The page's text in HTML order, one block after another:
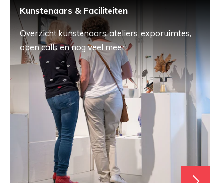
Kunstenaars & Faciliteiten
Overzicht kunstenaars, ateliers, exporuimtes,
open calls en nog veel meer.